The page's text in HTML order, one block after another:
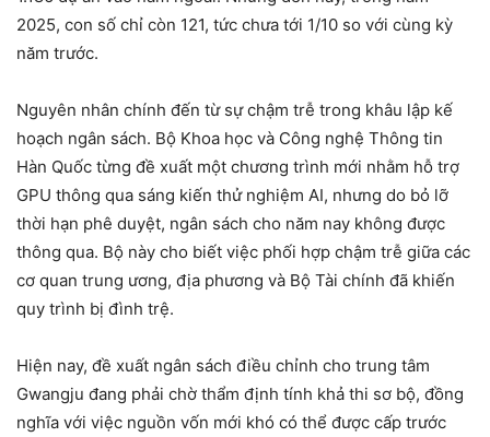
2025, con số chỉ còn 121, tức chưa tới 1/10 so với cùng kỳ
năm trước.
Nguyên nhân chính đến từ sự chậm trễ trong khâu lập kế
hoạch ngân sách. Bộ Khoa học và Công nghệ Thông tin
Hàn Quốc từng đề xuất một chương trình mới nhằm hỗ trợ
GPU thông qua sáng kiến thử nghiệm AI, nhưng do bỏ lỡ
thời hạn phê duyệt, ngân sách cho năm nay không được
thông qua. Bộ này cho biết việc phối hợp chậm trễ giữa các
cơ quan trung ương, địa phương và Bộ Tài chính đã khiến
quy trình bị đình trệ.
Hiện nay, đề xuất ngân sách điều chỉnh cho trung tâm
Gwangju đang phải chờ thẩm định tính khả thi sơ bộ, đồng
nghĩa với việc nguồn vốn mới khó có thể được cấp trước